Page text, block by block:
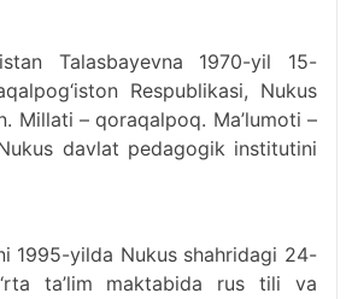
Talasbayevna 1970-yil 15-
Respublikasi, Nukus
Millati – qoraqalpoq. Ma’lumoti –
davlat pedagogik institutini
1995-yildа Nukus shahridagi 24-
tа’lim mаktаbidа rus tili vа